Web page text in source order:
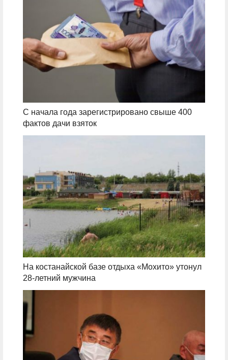
С начала года зарегистрировано свыше 400
фактов дачи взяток
На костанайской базе отдыха «Мохито» утонул
28-летний мужчина